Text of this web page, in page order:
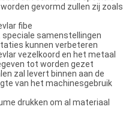
gevormd zullen zij zoals
fibe
samenstellingen
kunnen verbeteren
vezelkoord en het metaal
tot worden gezet
zal levert binnen aan de
van het machinesgebruik
drukken om al materiaal